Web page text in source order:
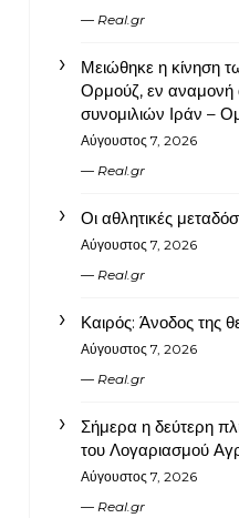
Real.gr
Μειώθηκε η κίνηση
Ορμούζ, εν
συνομιλιών Ιράν –
Αύγουστος 7, 2026
Real.gr
Οι αθλητικές
Αύγουστος 7, 2026
Real.gr
Καιρός: Άνοδος της
Αύγουστος 7, 2026
Real.gr
Σήμερα η δεύτερη
του Λογαριασμού
Αύγουστος 7, 2026
Real.gr